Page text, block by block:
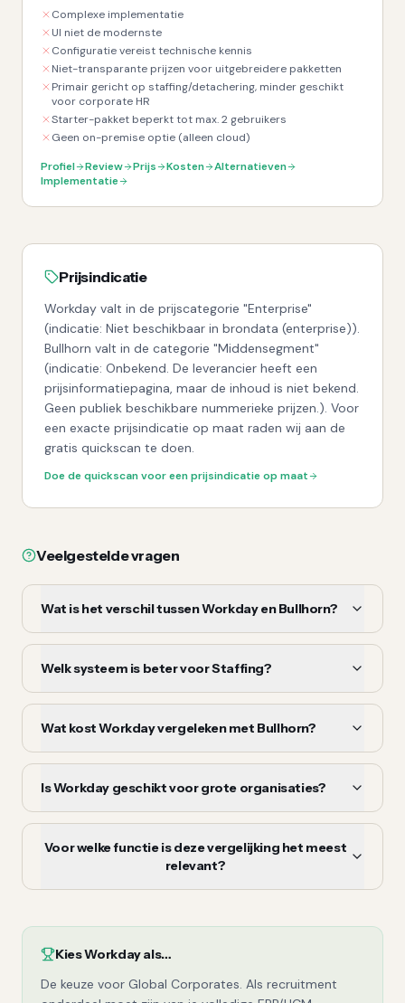
Complexe implementatie
UI niet de modernste
Configuratie vereist technische kennis
Niet-transparante prijzen voor uitgebreidere pakketten
Primair gericht op staffing/detachering, minder geschikt
voor corporate HR
Starter-pakket beperkt tot max. 2 gebruikers
Geen on-premise optie (alleen cloud)
Profiel
Review Prijs Kosten
Alternatieven
Implementatie
Prijsindicatie
Workday valt in de prijscategorie "Enterprise"
(indicatie: Niet beschikbaar in brondata (enterprise)).
Bullhorn valt in de categorie "Middensegment"
(indicatie: Onbekend. De leverancier heeft een
prijsinformatiepagina, maar de inhoud is niet bekend.
Geen publiek beschikbare nummerieke prijzen.). Voor
een exacte prijsindicatie op maat raden wij aan de
gratis quickscan te doen.
Doe de quickscan voor een prijsindicatie op maat
Veelgestelde vragen
Wat is het verschil tussen Workday en Bullhorn?
Welk systeem is beter voor Staffing?
Wat kost Workday vergeleken met Bullhorn?
Is Workday geschikt voor grote organisaties?
Voor welke functie is deze vergelijking het meest
relevant?
KiesWorkdayals…
De keuze voor Global Corporates. Als recruitment